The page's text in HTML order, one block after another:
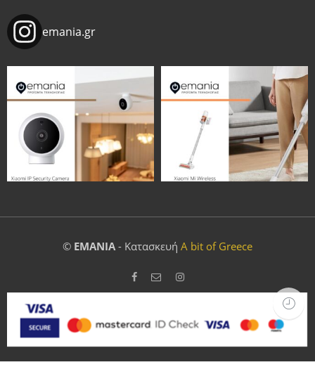
emania.gr
© EMANIA- Κατασκευή A bit of Greece